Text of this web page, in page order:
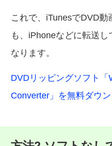
これで、iTunesでDVD動
も、iPhoneなどに転送
なります。
DVDリッピングソフト
Converter」を無料ダウ